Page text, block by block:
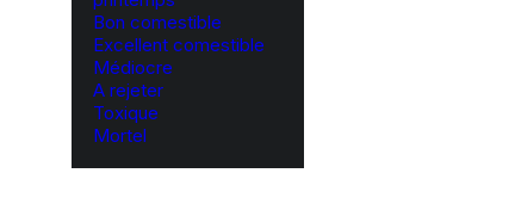
Bon comestible
Excellent comestible
Médiocre
A rejeter
Toxique
Mortel